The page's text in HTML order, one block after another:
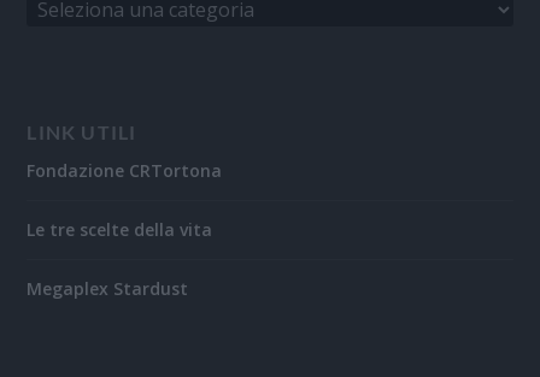
LINK UTILI
Fondazione CRTortona
Le tre scelte della vita
Megaplex Stardust